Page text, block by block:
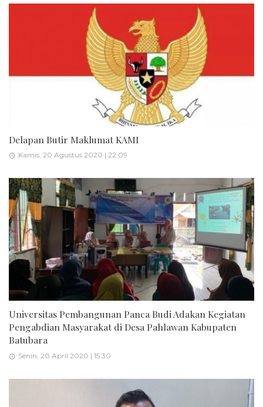
Delapan Butir Maklumat KAMI
Kamis, 20 Agustus 2020 | 22:09
Universitas Pembangunan Panca Budi Adakan Kegiatan
Pengabdian Masyarakat di Desa Pahlawan Kabupaten
Batubara
Senin, 20 April 2020 | 15:30